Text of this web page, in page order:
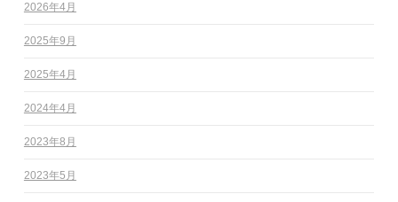
2026年4月
2025年9月
2025年4月
2024年4月
2023年8月
2023年5月